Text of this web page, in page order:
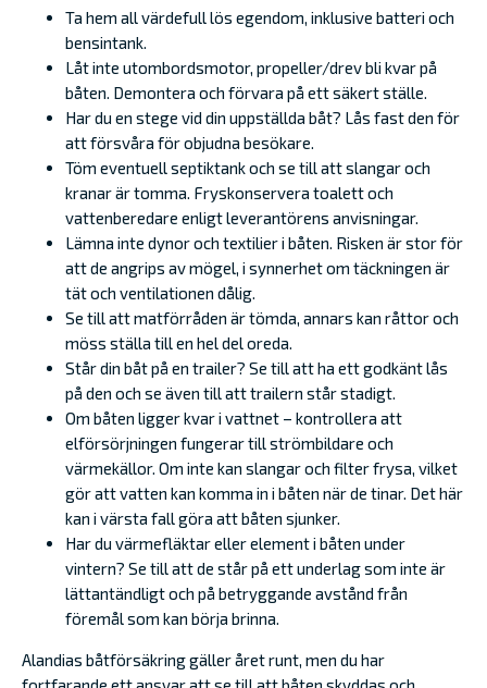
Ta hem all värdefull lös egendom, inklusive batteri och
bensintank.
Låt inte utombordsmotor, propeller/drev bli kvar på
båten. Demontera och förvara på ett säkert ställe.
Har du en stege vid din uppställda båt? Lås fast den för
att försvåra för objudna besökare.
Töm eventuell septiktank och se till att slangar och
kranar är tomma. Fryskonservera toalett och
vattenberedare enligt leverantörens anvisningar.
Lämna inte dynor och textilier i båten. Risken är stor för
att de angrips av mögel, i synnerhet om täckningen är
tät och ventilationen dålig.
Se till att matförråden är tömda, annars kan råttor och
möss ställa till en hel del oreda.
Står din båt på en trailer? Se till att ha ett godkänt lås
på den och se även till att trailern står stadigt.
Om båten ligger kvar i vattnet – kontrollera att
elförsörjningen fungerar till strömbildare och
värmekällor. Om inte kan slangar och filter frysa, vilket
gör att vatten kan komma in i båten när de tinar. Det här
kan i värsta fall göra att båten sjunker.
Har du värmefläktar eller element i båten under
vintern? Se till att de står på ett underlag som inte är
lättantändligt och på betryggande avstånd från
föremål som kan börja brinna.
Alandias båtförsäkring gäller året runt, men du har